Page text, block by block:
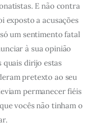
E não contra
exposto a acusações
um sentimento fatal
à sua opinião
quais dirijo estas
pretexto ao seu
permanecer fiéis
vocês não tinham o